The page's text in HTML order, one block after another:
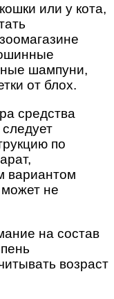
или у кота,
шампуни,
от блох.
средства
по
вариантом
может не
на состав
возраст